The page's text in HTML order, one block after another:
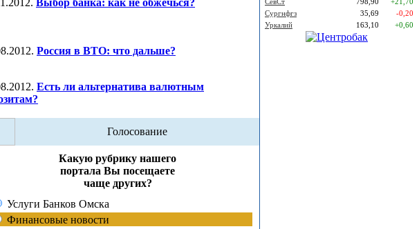
Выбор банка: как не обжечься?
Россия в ВТО: что дальше?
Есть ли альтернатива валютным
Голосование
Какую рубрику нашего
портала Вы посещаете
чаще других?
Услуги Банков Омска
Финансовые новости
Сургнфгз
35,69
-0,20
Уркалий
163,10 +0,60